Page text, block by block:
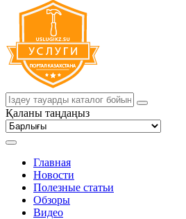
Қаланы таңдаңыз
Главная
Новости
Полезные статьи
Обзоры
Видео